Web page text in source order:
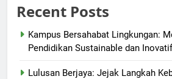
Recent Posts
Kampus Bersahabat Lingkungan:
Pendidikan Sustainable dan Inovatif
Lulusan Berjaya: Jejak Langkah